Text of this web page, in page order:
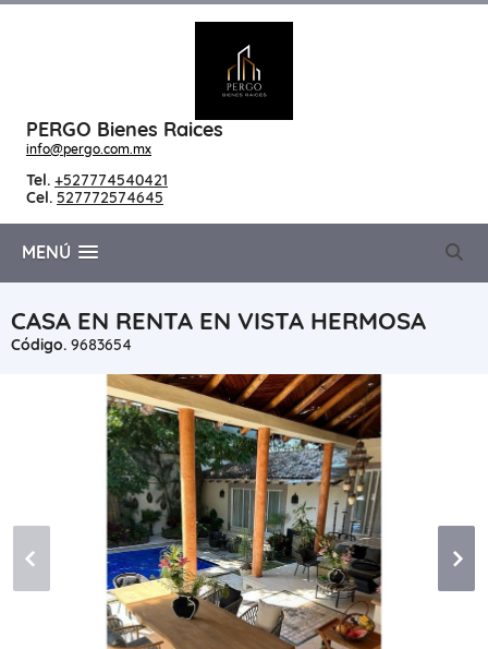
PERGO Bienes Raices
info@pergo.com.mx
Tel. +527774540421
Cel. 527772574645
MENÚ
CASA EN RENTA EN VISTA HERMOSA
Código. 9683654